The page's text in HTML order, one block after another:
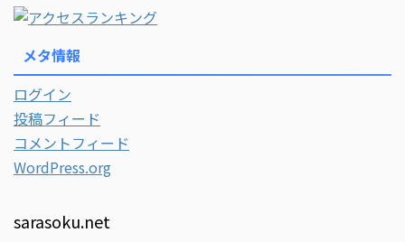
メタ情報
ログイン
投稿フィード
コメントフィード
WordPress.org
sarasoku.net